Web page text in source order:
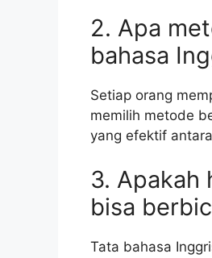
2. Apa
bahasa
Setiap orang
memilih metode
yang efektif
3. Apakah
bisa
Tata bahasa